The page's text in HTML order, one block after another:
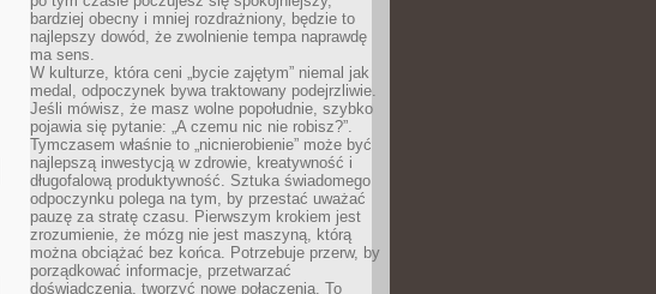
bardziej obecny i mniej rozdrażniony, będzie to
najlepszy dowód, że zwolnienie tempa naprawdę
ma sens.
W kulturze, która ceni „bycie zajętym” niemal jak
medal, odpoczynek bywa traktowany podejrzliwie.
Jeśli mówisz, że masz wolne popołudnie, szybko
pojawia się pytanie: „A czemu nic nie robisz?”.
Tymczasem właśnie to „nicnierobienie” może być
najlepszą inwestycją w zdrowie, kreatywność i
długofalową produktywność. Sztuka świadomego
odpoczynku polega na tym, by przestać uważać
pauzę za stratę czasu. Pierwszym krokiem jest
zrozumienie, że mózg nie jest maszyną, którą
można obciążać bez końca. Potrzebuje przerw, by
porządkować informacje, przetwarzać
doświadczenia, tworzyć nowe połączenia. To